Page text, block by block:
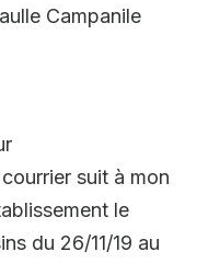
Campanile
suit à mon
le
du 26/11/19 au